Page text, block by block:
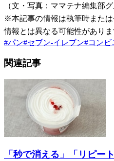
（文・写真：ママテナ編集部グ
※本記事の情報は執筆時また
情報とは異なる可能性があり
#パン#セブン-イレブン#コンビ
関連記事
「秒で消える」「リピー